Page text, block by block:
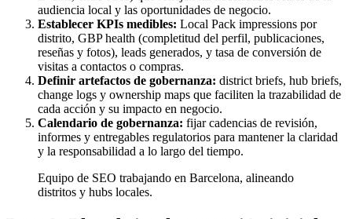
audiencia local y las oportunidades de negocio.
Establecer KPIs medibles: Local Pack impressions por
distrito, GBP health (completitud del perfil, publicaciones,
reseñas y fotos), leads generados, y tasa de conversión de
visitas a contactos o compras.
Definir artefactos de gobernanza: district briefs, hub briefs,
change logs y ownership maps que faciliten la trazabilidad de
cada acción y su impacto en negocio.
Calendario de gobernanza: fijar cadencias de revisión,
informes y entregables regulatorios para mantener la claridad
y la responsabilidad a lo largo del tiempo.
Equipo de SEO trabajando en Barcelona, alineando
distritos y hubs locales.